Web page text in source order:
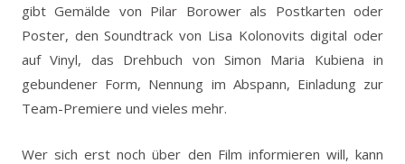
gibt Gemälde von Pilar Borower als Postkarten oder
Poster, den Soundtrack von Lisa Kolonovits digital oder
auf Vinyl, das Drehbuch von Simon Maria Kubiena in
gebundener Form, Nennung im Abspann, Einladung zur
Team-Premiere und vieles mehr.
Wer sich erst noch über den Film informieren will, kann